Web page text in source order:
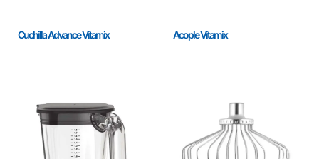
Cuchilla Advance Vitamix Acople Vitamix